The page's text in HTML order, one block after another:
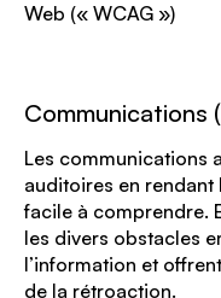
Web (« WCAG »)
Communications
Les communications
auditoires en
facile à comprendre.
les divers obstacles
l’information et
de la rétroaction.